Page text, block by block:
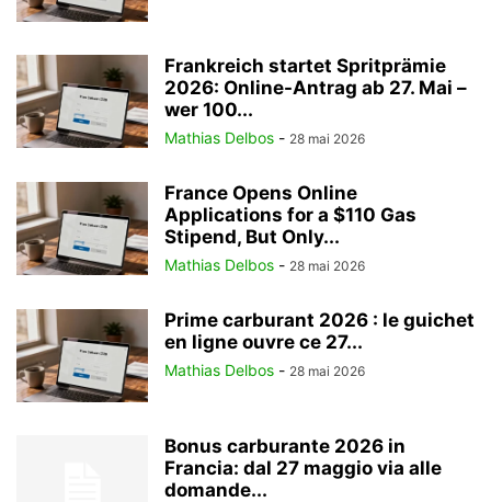
Frankreich startet Spritprämie
2026: Online-Antrag ab 27. Mai –
wer 100...
Mathias Delbos - 28 mai 2026
France Opens Online
Applications for a $110 Gas
Stipend, But Only...
Mathias Delbos - 28 mai 2026
Prime carburant 2026 : le guichet
en ligne ouvre ce 27...
Mathias Delbos - 28 mai 2026
Bonus carburante 2026 in
Francia: dal 27 maggio via alle
domande...